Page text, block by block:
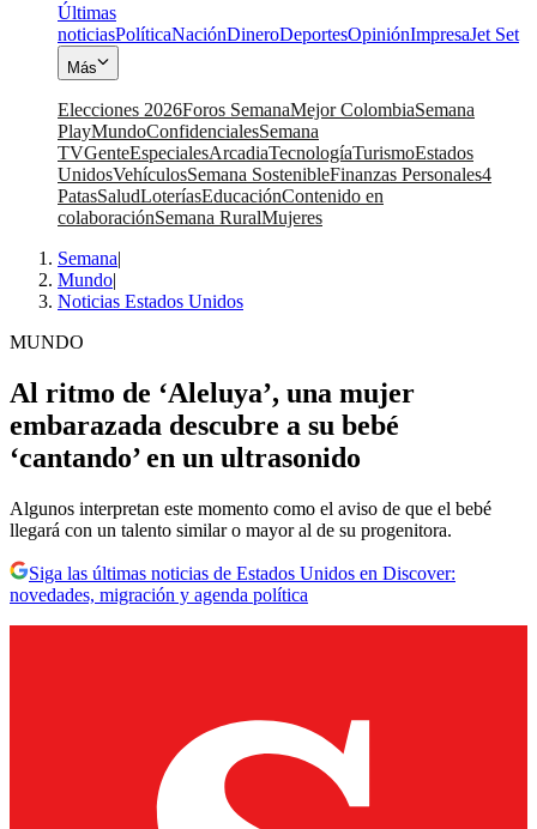
Últimas
noticiasPolíticaNaciónDineroDeportesOpiniónImpresaJet Set
Más
Elecciones 2026Foros SemanaMejor ColombiaSemana
PlayMundoConfidencialesSemana
TVGenteEspecialesArcadiaTecnologíaTurismoEstados
UnidosVehículosSemana SostenibleFinanzas Personales4
PatasSaludLoteríasEducaciónContenido en
colaboraciónSemana RuralMujeres
Semana|
Mundo|
Noticias Estados Unidos
MUNDO
Al ritmo de ‘Aleluya’, una mujer
embarazada descubre a su bebé
‘cantando’ en un ultrasonido
Algunos interpretan este momento como el aviso de que el bebé
llegará con un talento similar o mayor al de su progenitora.
Siga las últimas noticias de Estados Unidos en Discover:
novedades, migración y agenda política